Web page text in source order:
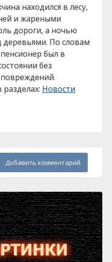
находился в лесу,
и жареными
дороги, а ночью
деревьями. По словам
был в
без
Новости
Добавить комментарий